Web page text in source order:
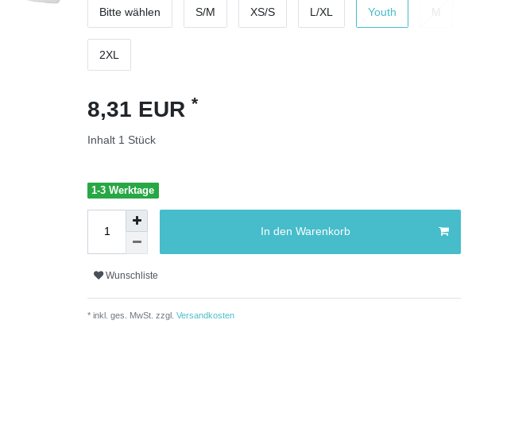
Bitte wählen S/M XS/S L/XL Youth
2XL
8,31 EUR *
Inhalt 1 Stück
1-3 Werktage
In den Warenkorb
Wunschliste
* inkl. ges. MwSt. zzgl. Versandkosten